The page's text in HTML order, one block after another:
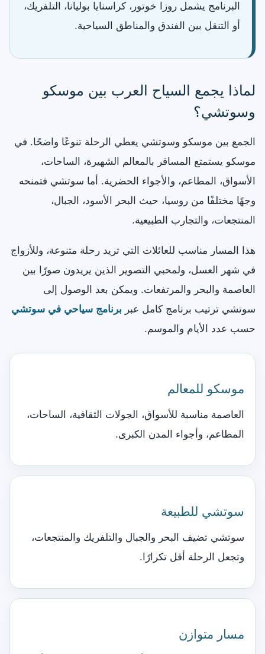
البرنامج يشمل روزا خوتور، كراسنايا بوليانا، التلفريك،
أو التنقل بين الفندق والمناطق السياحية.
لماذا يجمع السياح العرب بين موسكو
وسوتشي؟
الجمع بين موسكو وسوتشي يعطي الرحلة تنوعًا واضحًا. في
موسكو يستمتع المسافر بالمعالم الشهيرة، الساحات،
الأسواق، المطاعم، والأجواء الحضرية. أما سوتشي فتمنحه
وجهًا مختلفًا من روسيا، حيث البحر الأسود، الجبال،
المنتجعات، والتجارب الطبيعية.
هذا المسار مناسب للعائلات التي تريد رحلة متنوعة، وللأزواج
في شهر العسل، ولمحبي التصوير الذين يريدون صورًا بين
العاصمة والبحر والمرتفعات. ويمكن بعد الوصول إلى
سوتشي ترتيب برنامج كامل عبر برنامج سياحي في سوتشي
حسب عدد الأيام والموسم.
موسكو للمعالم
العاصمة مناسبة للأسواق، الجولات الثقافية، الساحات،
المطاعم، وأجواء المدن الكبرى.
سوتشي للطبيعة
سوتشي تضيف البحر والجبال والتلفريك والمنتجعات،
وتجعل الرحلة أقل تكرارًا.
مسار متوازن